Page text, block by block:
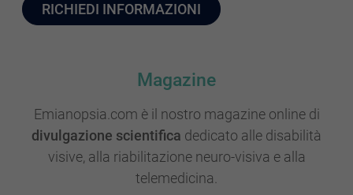
RICHIEDI INFORMAZIONI
Magazine
Emianopsia.com è il nostro magazine online di
divulgazione scientifica dedicato alle disabilità
visive, alla riabilitazione neuro-visiva e alla
telemedicina.